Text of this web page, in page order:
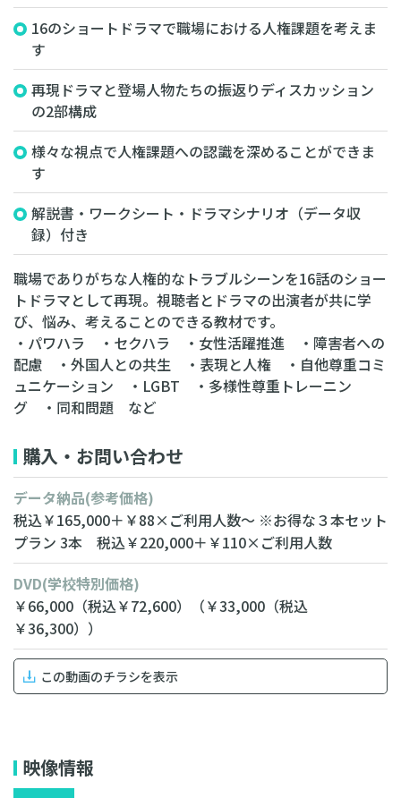
16のショートドラマで職場における人権課題を考えま
す
再現ドラマと登場人物たちの振返りディスカッション
の2部構成
様々な視点で人権課題への認識を深めることができま
す
解説書・ワークシート・ドラマシナリオ（データ収
録）付き
職場でありがちな人権的なトラブルシーンを16話のショー
トドラマとして再現。視聴者とドラマの出演者が共に学
び、悩み、考えることのできる教材です。
・パワハラ ・セクハラ ・女性活躍推進 ・障害者への
配慮 ・外国人との共生 ・表現と人権 ・自他尊重コミ
ュニケーション ・LGBT ・多様性尊重トレーニン
グ ・同和問題 など
購入・お問い合わせ
データ納品(参考価格)
税込￥165,000＋￥88×ご利用人数～ ※お得な３本セット
プラン 3本 税込￥220,000＋￥110×ご利用人数
DVD(学校特別価格)
￥66,000 （税込￥72,600） （￥33,000 （税込
￥36,300））
この動画のチラシを表示
映像情報